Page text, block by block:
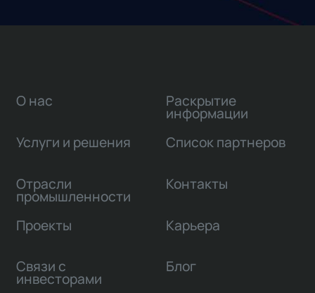
О нас
Услуги и решения
Отрасли
промышленности
Проекты
Связи с
инвесторами
Раскрытие
информации
Список партнеров
Контакты
Карьера
Блог